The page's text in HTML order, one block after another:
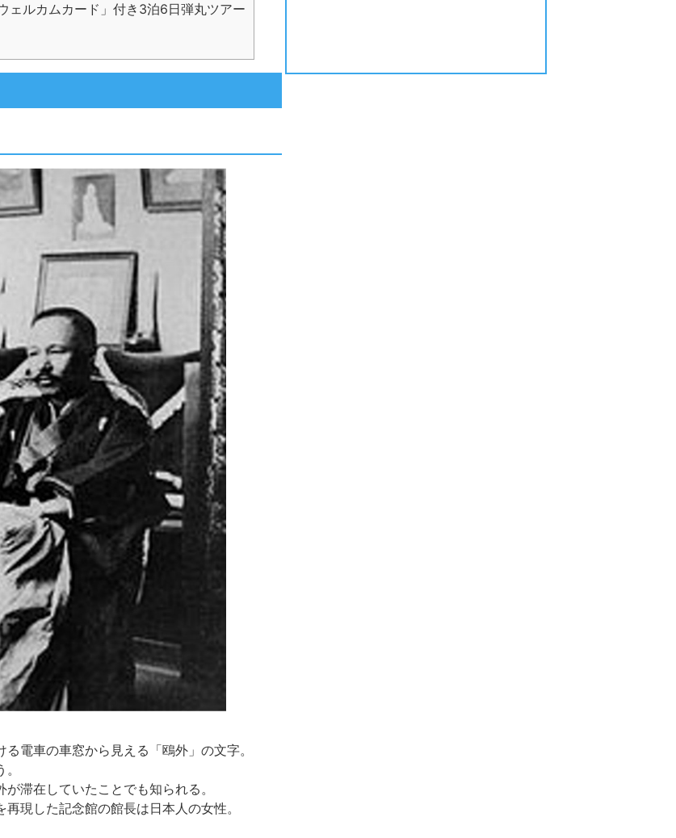
ェルカムカード」付き3泊6日弾丸ツアー
電車の車窓から見える「鴎外」の文字。
滞在していたことでも知られる。
現した記念館の館長は日本人の女性。